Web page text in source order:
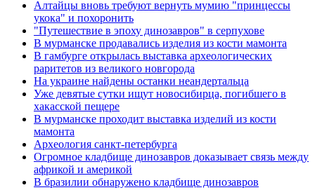
Алтайцы вновь требуют вернуть мумию "принцессы
укока" и похоронить
"Путешествие в эпоху динозавров" в серпухове
В мурманске продавались изделия из кости мамонта
В гамбурге открылась выставка археологических
раритетов из великого новгорода
На украине найдены останки неандертальца
Уже девятые сутки ищут новосибирца, погибшего в
хакасской пещере
В мурманске проходит выставка изделий из кости
мамонта
Археология санкт-петербурга
Огромное кладбище динозавров доказывает связь между
африкой и америкой
В бразилии обнаружено кладбище динозавров